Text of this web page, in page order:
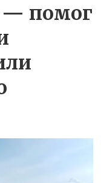
— помог